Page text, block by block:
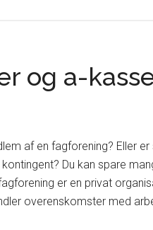
og a-
af en fagforening? Eller
Du kan spare
er en privat
overenskomster med